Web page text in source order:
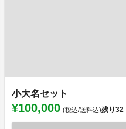
小大名セット
¥100,000 (税込/送料込)残り32